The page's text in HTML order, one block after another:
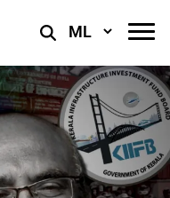
Select